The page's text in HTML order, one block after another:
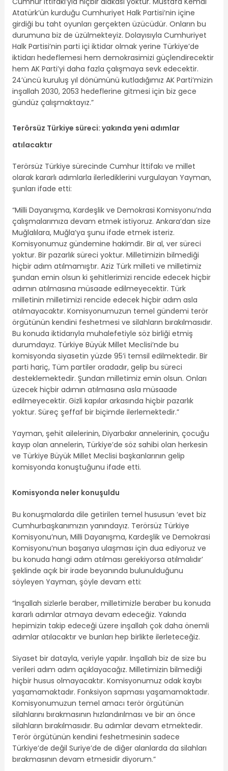
Atatürk’ün kurduğu Cumhuriyet Halk Partisi’nin içine
girdiği bu taht oyunları gerçekten üzücüdür. Onların bu
durumuna biz de üzülmekteyiz. Dolayısıyla Cumhuriyet
Halk Partisi’nin parti içi iktidar olmak yerine Türkiye’de
iktidarı hedeflemesi hem demokrasimizi güçlendirecektir
hem AK Parti’yi daha fazla çalışmaya sevk edecektir.
24’üncü kuruluş yıl dönümünü kutladığımız AK Parti’mizin
inşallah 2030, 2053 hedeflerine gitmesi için biz gece
gündüz çalışmaktayız.”
Terörsüz Türkiye süreci: yakında yeni adımlar
atılacaktır
Terörsüz Türkiye sürecinde Cumhur İttifakı ve millet
olarak kararlı adımlarla ilerlediklerini vurgulayan Yayman,
şunları ifade etti:
“Milli Dayanışma, Kardeşlik ve Demokrasi Komisyonu’nda
çalışmalarımıza devam etmek istiyoruz. Ankara’dan size
Muğlalılara, Muğla’ya şunu ifade etmek isteriz.
Komisyonumuz gündemine hakimdir. Bir al, ver süreci
yoktur. Bir pazarlık süreci yoktur. Milletimizin bilmediği
hiçbir adım atılmamıştır. Aziz Türk milleti ve milletimiz
şundan emin olsun ki şehitlerimizi rencide edecek hiçbir
adımın atılmasına müsaade edilmeyecektir. Türk
milletinin milletimizi rencide edecek hiçbir adım asla
atılmayacaktır. Komisyonumuzun temel gündemi terör
örgütünün kendini feshetmesi ve silahların bırakılmasıdır.
Bu konuda iktidarıyla muhalefetiyle söz birliği etmiş
durumdayız. Türkiye Büyük Millet Meclisi’nde bu
komisyonda siyasetin yüzde 95’i temsil edilmektedir. Bir
parti hariç, Tüm partiler oradadır, gelip bu süreci
desteklemektedir. Şundan milletimiz emin olsun. Onları
üzecek hiçbir adımın atılmasına asla müsaade
edilmeyecektir. Gizli kapılar arkasında hiçbir pazarlık
yoktur. Süreç şeffaf bir biçimde ilerlemektedir.”
Yayman, şehit ailelerinin, Diyarbakır annelerinin, çocuğu
kayıp olan annelerin, Türkiye’de söz sahibi olan herkesin
ve Türkiye Büyük Millet Meclisi başkanlarının gelip
komisyonda konuştuğunu ifade etti.
Komisyonda neler konuşuldu
Bu konuşmalarda dile getirilen temel hususun ‘evet biz
Cumhurbaşkanımızın yanındayız. Terörsüz Türkiye
Komisyonu’nun, Milli Dayanışma, Kardeşlik ve Demokrasi
Komisyonu’nun başarıya ulaşması için dua ediyoruz ve
bu konuda hangi adım atılması gerekiyorsa atılmalıdır’
şeklinde açık bir irade beyanında bulunulduğunu
söyleyen Yayman, şöyle devam etti:
“İnşallah sizlerle beraber, milletimizle beraber bu konuda
kararlı adımlar atmaya devam edeceğiz. Yakında
hepimizin takip edeceği üzere inşallah çok daha önemli
adımlar atılacaktır ve bunları hep birlikte ilerleteceğiz.
Siyaset bir datayla, veriyle yapılır. İnşallah biz de size bu
verileri adım adım açıklayacağız. Milletimizin bilmediği
hiçbir husus olmayacaktır. Komisyonumuz odak kaybı
yaşamamaktadır. Fonksiyon sapması yaşamamaktadır.
Komisyonumuzun temel amacı terör örgütünün
silahlarını bırakmasının hızlandırılması ve bir an önce
silahların bırakılmasıdır. Bu adımlar devam etmektedir.
Terör örgütünün kendini feshetmesinin sadece
Türkiye’de değil Suriye’de de diğer alanlarda da silahları
bırakmasının devam etmesidir diyorum.”